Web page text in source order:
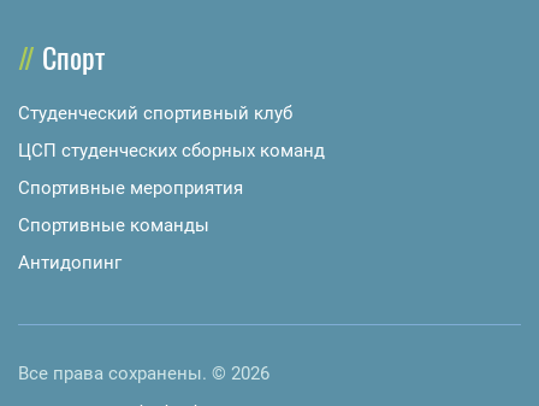
Спорт
Студенческий спортивный клуб
ЦСП студенческих сборных команд
Спортивные мероприятия
Спортивные команды
Антидопинг
Все права сохранены. © 2026